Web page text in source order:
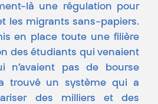
là une régulation pour
les migrants sans-papiers.
en place toute une filière
des étudiants qui venaient
n’avaient pas de bourse
trouvé un système qui a
des milliers et des